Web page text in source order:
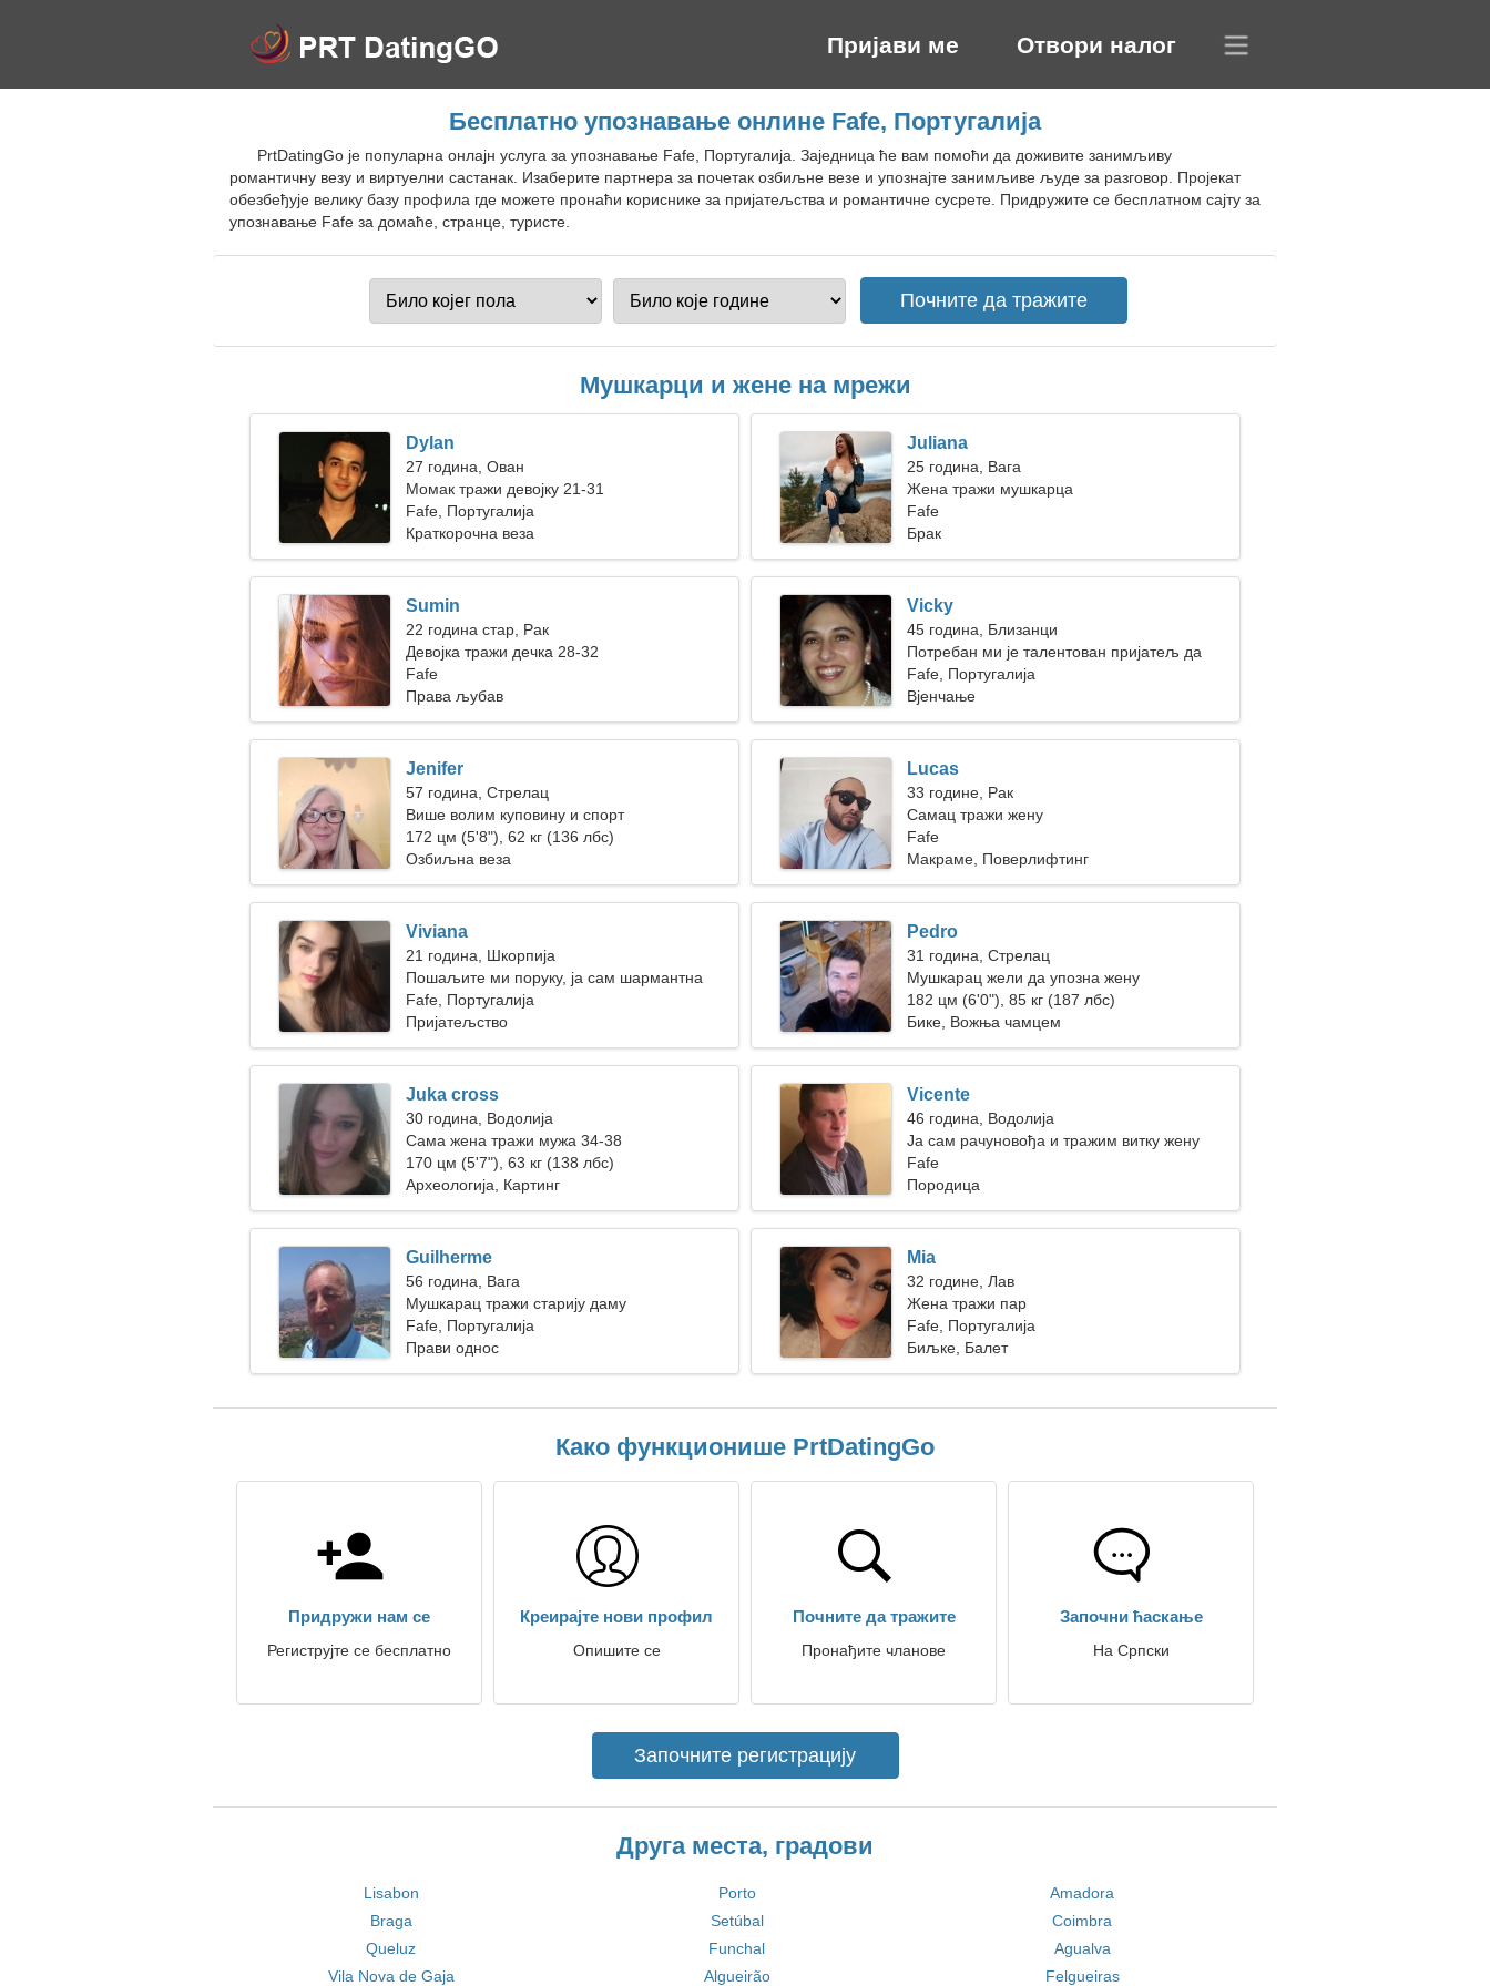
Пријави ме Отвори налог
Бесплатно упознавање онлине Fafe, Португалија
PrtDatingGo је популарна онлајн услуга за упознавање Fafe, Португалија. Заједница ће вам помоћи да доживите занимљиву
романтичну везу и виртуелни састанак. Изаберите партнера за почетак озбиљне везе и упознајте занимљиве људе за разговор. Пројекат
обезбеђује велику базу профила где можете пронаћи кориснике за пријатељства и романтичне сусрете. Придружите се бесплатном сајту за
упознавање Fafe за домаће, странце, туристе.
Мушкарци и жене на мрежи
Dylan
27 година, Ован
Момак тражи девојку 21-31
Fafe, Португалија
Краткорочна веза
Juliana
25 година, Вага
Жена тражи мушкарца
Fafe
Брак
Sumin
22 година стар, Рак
Девојка тражи дечка 28-32
Fafe
Права љубав
Vicky
45 година, Близанци
Потребан ми је талентован пријатељ да
путујемо заједно
Fafe, Португалија
Вјенчање
Jenifer
57 година, Стрелац
Више волим куповину и спорт
172 цм (5'8"), 62 кг (136 лбс)
Озбиљна веза
Lucas
33 године, Рак
Самац тражи жену
Fafe
Макраме, Поверлифтинг
Viviana
21 година, Шкорпија
Пошаљите ми поруку, ја сам шармантна
жена
Fafe, Португалија
Пријатељство
Pedro
31 година, Стрелац
Мушкарац жели да упозна жену
182 цм (6'0"), 85 кг (187 лбс)
Бике, Вожња чамцем
Juka cross
30 година, Водолија
Сама жена тражи мужа 34-38
170 цм (5'7"), 63 кг (138 лбс)
Археологија, Картинг
Vicente
46 година, Водолија
Ја сам рачуновођа и тражим витку жену
Fafe
Породица
Guilherme
56 година, Вага
Мушкарац тражи старију даму
Fafe, Португалија
Прави однос
Mia
32 године, Лав
Жена тражи пар
Fafe, Португалија
Биљке, Балет
Како функционише PrtDatingGo
Придружи нам се
Региструјте се бесплатно
Креирајте нови профил
Опишите се
Почните да тражите
Пронађите чланове
Започни ћаскање
На Српски
Започните регистрацију
Друга места, градови
Lisabon Porto
Amadora
Braga
Setúbal
Coimbra
Queluz
Funchal
Agualva
Vila Nova de Gaja
Algueirão Felgueiras